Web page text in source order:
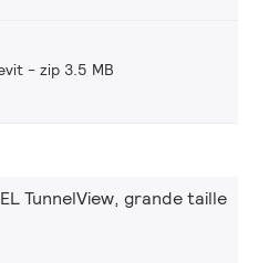
zip 3.5 MB
TunnelView, grande taille